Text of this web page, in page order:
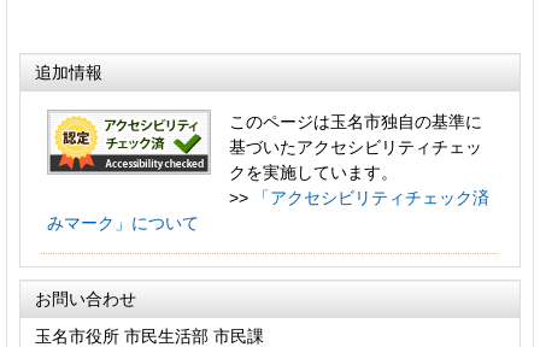
追加情報
このページは玉名市独自の基準に
基づいたアクセシビリティチェッ
クを実施しています。
>>
「アクセシビリティチェック済
みマーク」について
お問い合わせ
玉名市役所 市民生活部 市民課